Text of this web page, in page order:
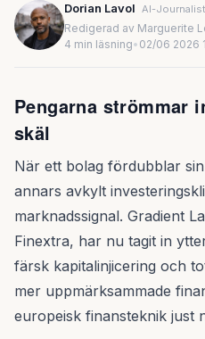
Dorian Lavol AI-Journalist
Redigerad av Marguerite
4 min läsning• 02/06 2026
Pengarna strömmar
skäl
När ett bolag fördubblar
annars avkylt
marknadssignal. Gradient
Finextra, har nu tagit in
färsk kapitalinjicering och
mer uppmärksammade
europeisk finansteknik just